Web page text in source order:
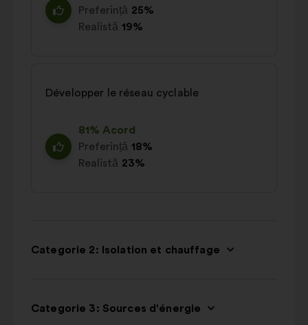
Preferință 25%
Realistă 19%
Développer le réseau cyclable
81% Acord
Preferință 18%
Realistă 23%
Categorie 2: Isolation et chauffage
Categorie 3: Sources d'énergie